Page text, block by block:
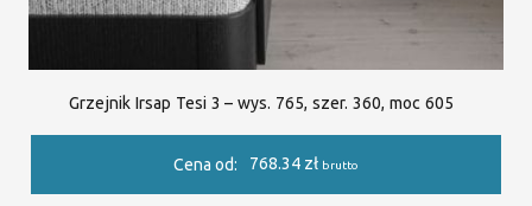
Grzejnik Irsap Tesi 3 – wys. 765, szer. 360, moc 605
Cena od: 768.34 zł brutto